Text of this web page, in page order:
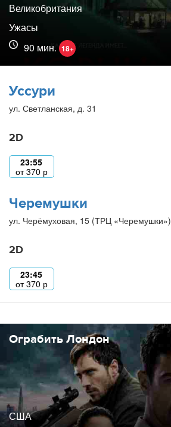
Великобритания
Ужасы
90 мин. 18+
Уссури
ул. Светланская, д. 31
2D
23:55
от370 р
Черемушки
ул. Черёмуховая, 15 (ТРЦ «Черемушки»)
2D
23:45
от370 р
Ограбить Лондон
США